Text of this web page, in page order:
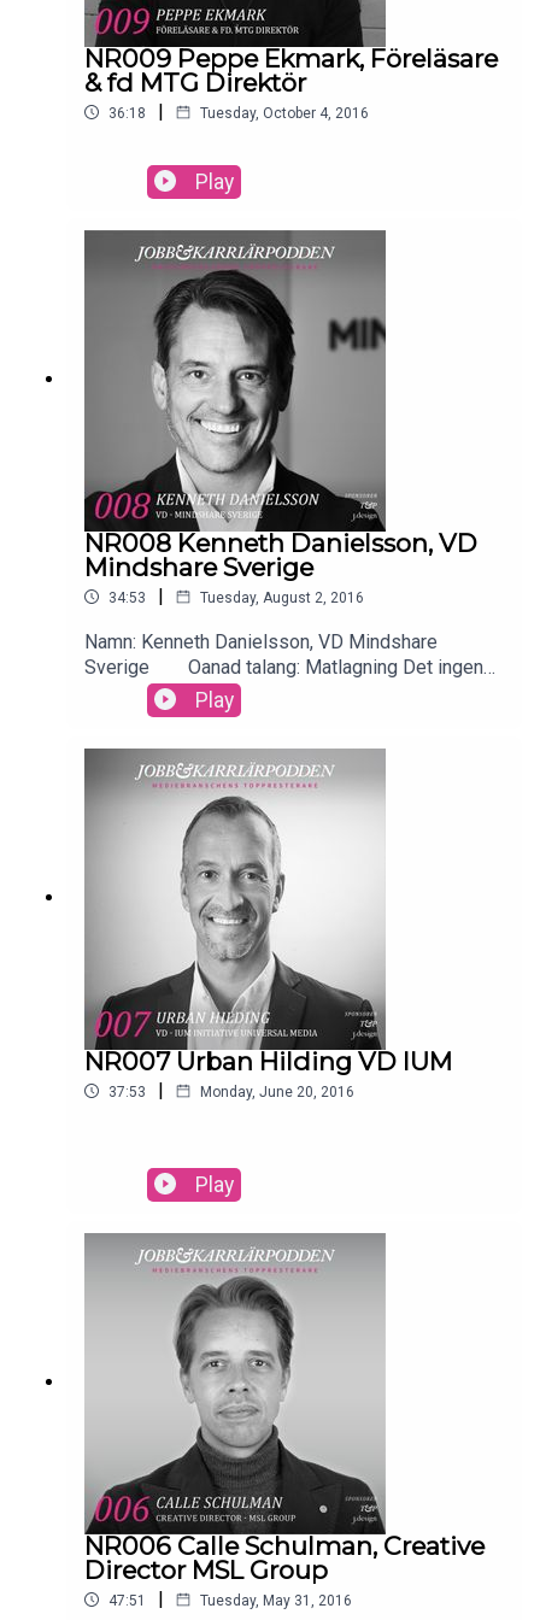
NR009 Peppe Ekmark, Föreläsare
& fd MTG Direktör
36:18 | Tuesday, October 4, 2016
Play
NR008 Kenneth Danielsson, VD
Mindshare Sverige
34:53 | Tuesday, August 2, 2016
Namn: Kenneth Danielsson, VD Mindshare
Sverige Oanad talang: Matlagning Det ingen
vet om dig: Att jag ville bli gymnastiklärare när jag
var ung Topp-3-appar: Instagram, hemnet,
branschpress, sociala medier Musik i lurarna just
nu: Är en listknarkare på Spotify Vad kan du inte
leva utan: Familjen, god mat och gott vin
Play
NR007 Urban Hilding VD IUM
37:53 | Monday, June 20, 2016
Play
NR006 Calle Schulman, Creative
Director MSL Group
47:51 | Tuesday, May 31, 2016